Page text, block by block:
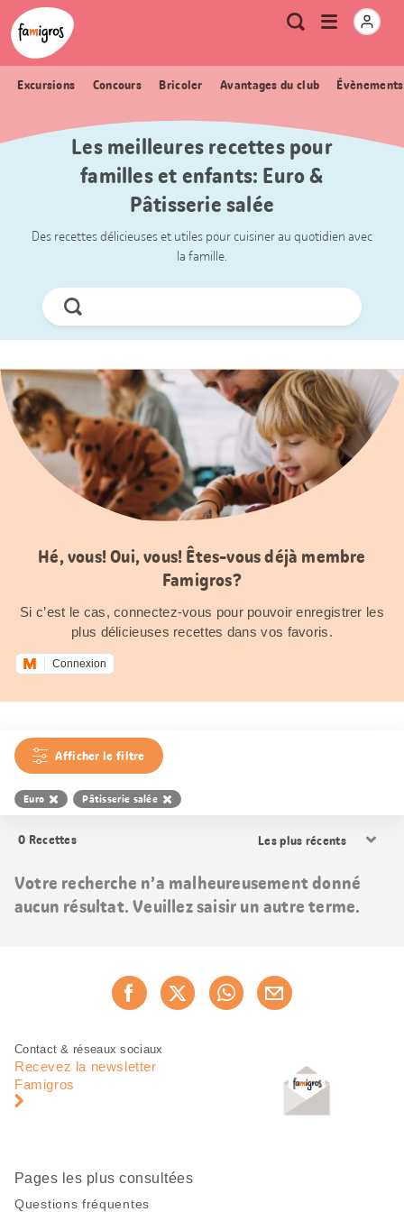
Signets
de
navigation
Header
Logo Métanavigation
RechercheOuvrir
Excursions Concours Bricoler Avantages du club
Les meilleures recettes pour
familles et enfants: Euro &
Pâtisserie salée
Des recettes délicieuses et utiles pour cuisiner au quotidien avec
la famille.
Chercher
Hé, vous! Oui, vous! Êtes-vous déjà membre
Famigros?
Si c’est le cas, connectez-vous pour pouvoir enregistrer les
plus délicieuses recettes dans vos favoris.
Connexion
Afficher le filtre
Euro Pâtisserie salée
0 Recettes
les
Votre recherche n’a malheureusement donné
aucun résultat. Veuillez saisir un autre terme.
Recommander maintenant
Pied
page
Navigation
pied
Contact & réseaux sociaux
Recevez la newsletter
Famigros
Pages les plus consultées
Questions fréquentes